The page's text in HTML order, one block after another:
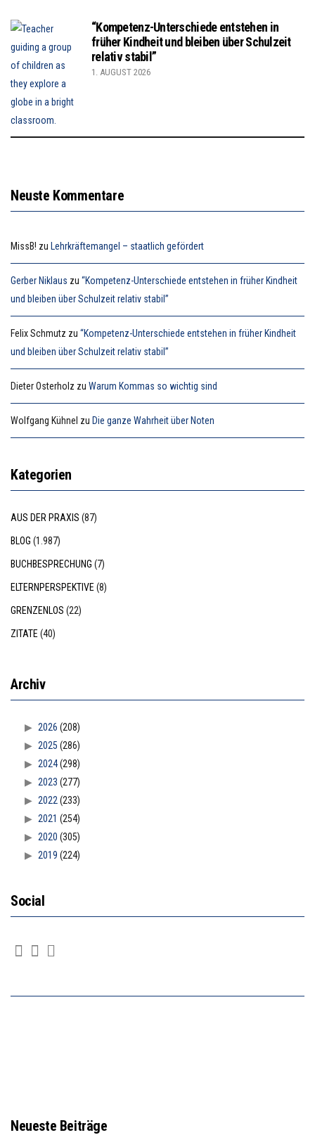
“Kompetenz-Unterschiede entstehen in
früher Kindheit und bleiben über Schulzeit
relativ stabil”
1. AUGUST 2026
Neuste Kommentare
MissB! zu Lehrkräftemangel – staatlich gefördert
Gerber Niklaus zu “Kompetenz-Unterschiede entstehen in früher Kindheit
und bleiben über Schulzeit relativ stabil”
Felix Schmutz zu “Kompetenz-Unterschiede entstehen in früher Kindheit
und bleiben über Schulzeit relativ stabil”
Dieter Osterholz zu Warum Kommas so wichtig sind
Wolfgang Kühnel zu Die ganze Wahrheit über Noten
Kategorien
AUS DER PRAXIS (87)
BLOG (1.987)
BUCHBESPRECHUNG (7)
ELTERNPERSPEKTIVE (8)
GRENZENLOS (22)
ZITATE (40)
Archiv
2026 (208)
2025 (286)
2024(298)
2023 (277)
2022 (233)
2021 (254)
2020 (305)
2019 (224)
Social
Neueste Beiträge